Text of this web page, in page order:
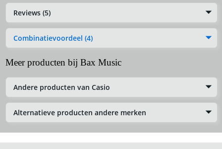
Reviews (5)
Combinatievoordeel (4)
Meer producten bij Bax Music
Andere producten van Casio
Alternatieve producten andere merken